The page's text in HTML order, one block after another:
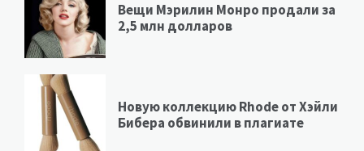
Вещи Мэрилин Монро продали за
2,5 млн долларов
Новую коллекцию Rhode от Хэйли
Бибера обвинили в плагиате